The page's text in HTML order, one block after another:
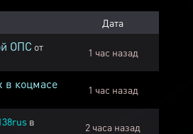
Дата
ОПС от
1 час назад
в коцмасе 1 час назад
в
2 часа назад